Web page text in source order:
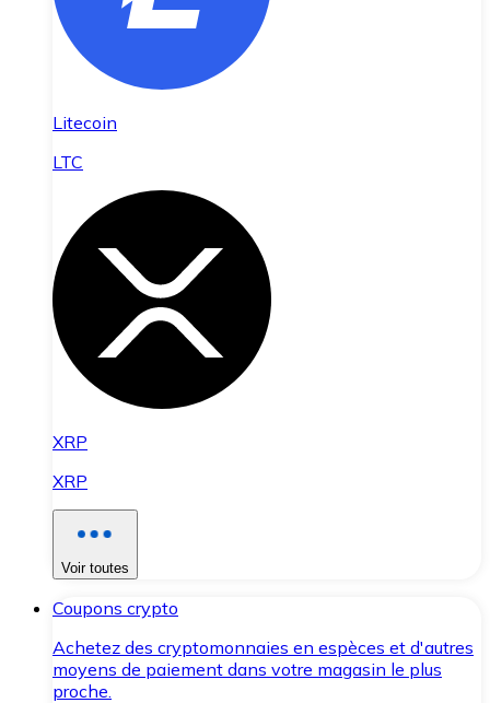
Litecoin
LTC
XRP
XRP
Voir toutes
Coupons crypto
Achetez des cryptomonnaies en espèces et d'autres
moyens de paiement dans votre magasin le plus
proche.